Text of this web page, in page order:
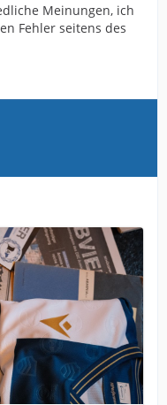
Meinungen, ich
Fehler seitens des